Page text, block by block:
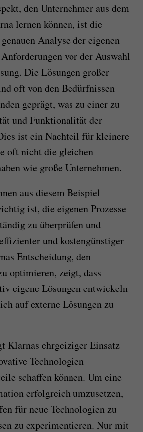
den Unternehmer aus dem
lernen können, ist die
Analyse der eigenen
vor der Auswahl
Die Lösungen großer
oft von den Bedürfnissen
geprägt, was zu einer zu
und Funktionalität der
ist ein Nachteil für kleinere
oft nicht die gleichen
wie große Unternehmen.
aus diesem Beispiel
ist, die eigenen Prozesse
zu überprüfen und
und kostengünstiger
Entscheidung, den
optimieren, zeigt, dass
eigene Lösungen entwickeln
auf externe Lösungen zu
Klarnas ehrgeiziger Einsatz
Technologien
schaffen können. Um eine
erfolgreich umzusetzen,
für neue Technologien zu
zu experimentieren. Nur mit